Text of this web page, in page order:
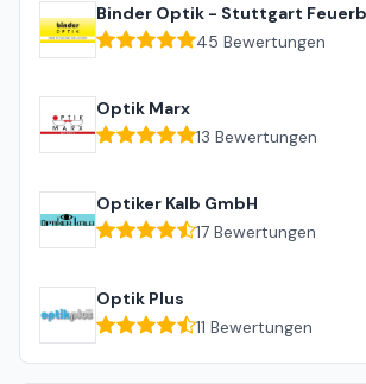
Binder Optik - Stuttgart
45 Bewertungen
Optik Marx
13 Bewertungen
Optiker Kalb GmbH
17 Bewertungen
Optik Plus
11 Bewertungen